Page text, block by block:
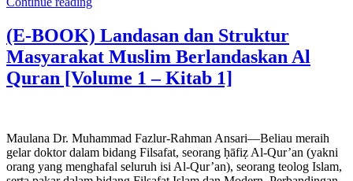
(E-BOOK) Landasan dan Struktur
Masyarakat Muslim Berlandaskan Al
Quran [Volume 1 – Kitab 1]
Maulana Dr. Muhammad Fazlur-Rahman Ansari—Beliau meraih
gelar doktor dalam bidang Filsafat, seorang ḥāfiẓ Al-Qur’an (yakni
orang yang menghafal seluruh isi Al-Qur’an), seorang teolog Islam,